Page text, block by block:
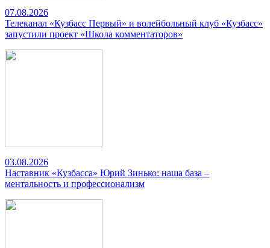
07.08.2026
Телеканал «Кузбасс Первый» и волейбольный клуб «Кузбасс»
запустили проект «Школа комментаторов»
03.08.2026
Наставник «Кузбасса» Юрий Зинько: наша база –
ментальность и профессионализм